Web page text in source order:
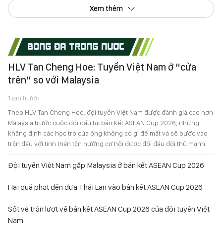
Xem thêm
BÓNG ĐÁ TRONG NƯỚC
HLV Tan Cheng Hoe: Tuyển Việt Nam ở “cửa
trên” so với Malaysia
1 giờ trước
Theo HLV Tan Cheng Hoe, đội tuyển Việt Nam được đánh giá cao hơn
Malaysia trước cuộc đối đầu tại bán kết ASEAN Cup 2026, nhưng
khẳng định các học trò của ông không có gì để mất và sẽ bước vào
trận đấu với tinh thần tận hưởng cơ hội được đối đầu đối thủ mạnh.
Đội tuyển Việt Nam gặp Malaysia ở bán kết ASEAN Cup 2026
Hai quả phạt đền đưa Thái Lan vào bán kết ASEAN Cup 2026
Sốt vé trận lượt về bán kết ASEAN Cup 2026 của đội tuyển Việt
Nam